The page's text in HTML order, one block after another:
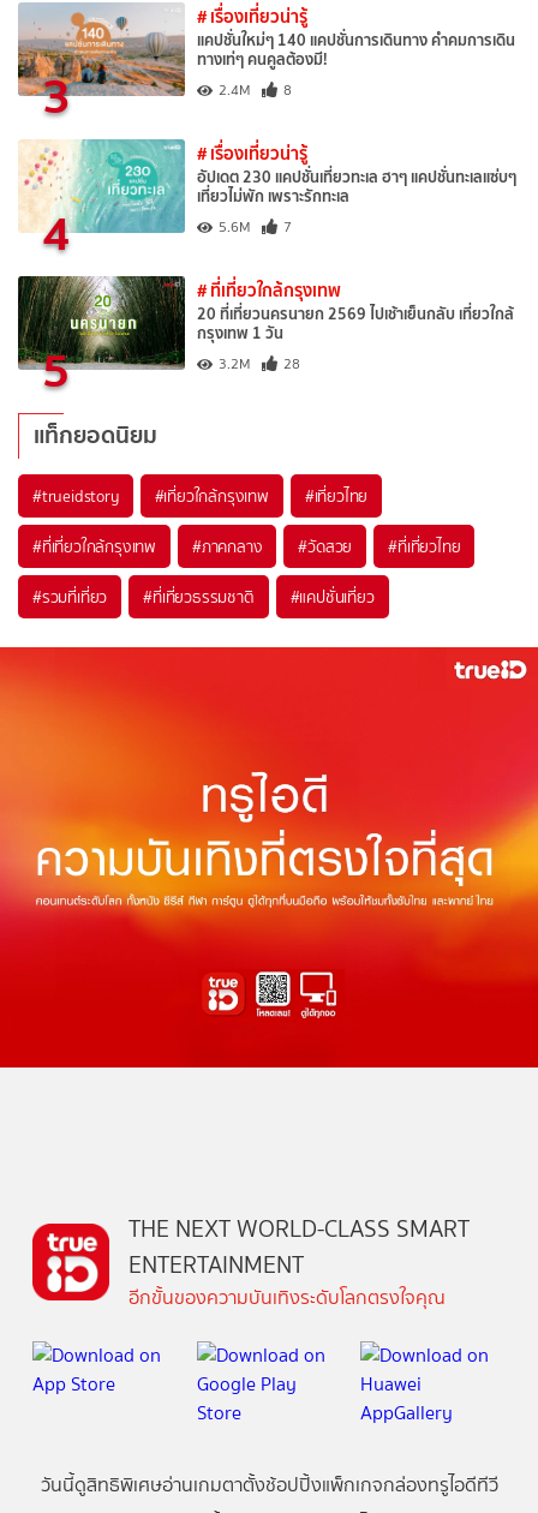
3
# เรื่องเที่ยวน่ารู้
แคปชั่นใหม่ๆ 140 แคปชั่นการเดินทาง คำคมการเดิน
ทางเท่ๆ คนคูลต้องมี!
2.4M 8
4
# เรื่องเที่ยวน่ารู้
อัปเดต 230 แคปชั่นเที่ยวทะเล ฮาๆ แคปชั่นทะเลแซ่บๆ
เที่ยวไม่พัก เพราะรักทะเล
5.6M 7
5
# ที่เที่ยวใกล้กรุงเทพ
20 ที่เที่ยวนครนายก 2569 ไปเช้าเย็นกลับ เที่ยวใกล้
กรุงเทพ 1 วัน
3.2M 28
แท็กยอดนิยม
#trueidstory #เที่ยวใกล้กรุงเทพ #เที่ยวไทย
#ที่เที่ยวใกล้กรุงเทพ #ภาคกลาง #วัดสวย #ที่เที่ยวไทย
#รวมที่เที่ยว #ที่เที่ยวธรรมชาติ #แคปชั่นเที่ยว
THE NEXT WORLD-CLASS SMART
ENTERTAINMENT
อีกขั้นของความบันเทิงระดับโลกตรงใจคุณ
วันนี้ดูสิทธิพิเศษอ่านเกมตาตั้งช้อปปิ้งแพ็กเกจกล่องทรูไอดีทีวี